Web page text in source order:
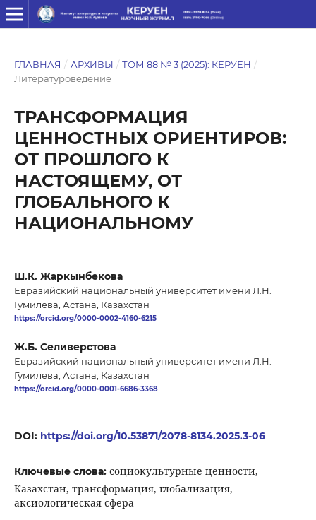
ГЛАВНАЯ / АРХИВЫ / ТОМ 88 № 3 (2025): КЕРУЕН /
Литературоведение
ТРАНСФОРМАЦИЯ
ЦЕННОСТНЫХ ОРИЕНТИРОВ:
ОТ ПРОШЛОГО К
НАСТОЯЩЕМУ, ОТ
ГЛОБАЛЬНОГО К
НАЦИОНАЛЬНОМУ
Ш.К. Жаркынбекова
Евразийский национальный университет имени Л.Н.
Гумилева, Астана, Казахстан
https://orcid.org/0000-0002-4160-6215
Ж.Б. Селиверстова
Евразийский национальный университет имени Л.Н.
Гумилева, Астана, Казахстан
https://orcid.org/0000-0001-6686-3368
DOI: https://doi.org/10.53871/2078-8134.2025.3-06
Ключевые слова: социокультурные ценности,
Казахстан, трансформация, глобализация,
аксиологическая сфера